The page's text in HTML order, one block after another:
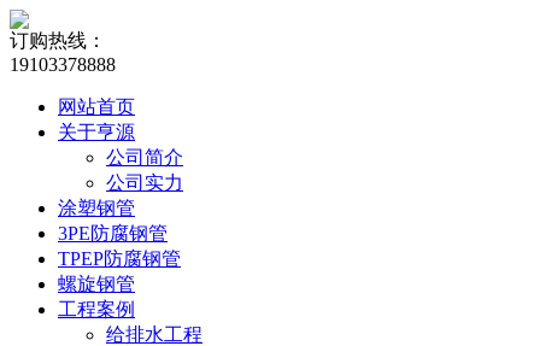
订购热线：
19103378888
网站首页
关于亨源
公司简介
公司实力
涂塑钢管
3PE防腐钢管
TPEP防腐钢管
螺旋钢管
工程案例
给排水工程